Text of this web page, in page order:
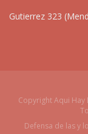
Gutierrez 323
Copyright Aqui Hay
Defensa de las y